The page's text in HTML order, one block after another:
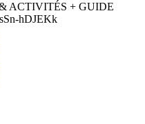
ACTIVITÉS + GUIDE
hDJEKk